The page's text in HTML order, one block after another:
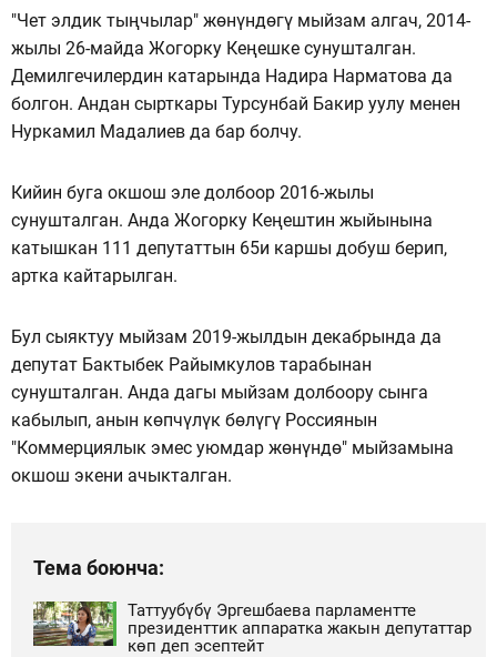
"Чет элдик тыңчылар" жөнүндөгү мыйзам алгач, 2014-
жылы 26-майда Жогорку Кеңешке сунушталган.
Демилгечилердин катарында Надира Нарматова да
болгон. Андан сырткары Турсунбай Бакир уулу менен
Нуркамил Мадалиев да бар болчу.
Кийин буга окшош эле долбоор 2016-жылы
сунушталган. Анда Жогорку Кеңештин жыйынына
катышкан 111 депутаттын 65и каршы добуш берип,
артка кайтарылган.
Бул сыяктуу мыйзам 2019-жылдын декабрында да
депутат Бактыбек Райымкулов тарабынан
сунушталган. Анда дагы мыйзам долбоору сынга
кабылып, анын көпчүлүк бөлүгү Россиянын
"Коммерциялык эмес уюмдар жөнүндө" мыйзамына
окшош экени ачыкталган.
Тема боюнча:
Таттуубүбү Эргешбаева парламентте
президенттик аппаратка жакын депутаттар
көп деп эсептейт